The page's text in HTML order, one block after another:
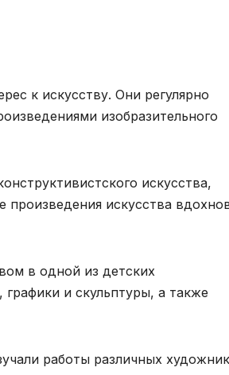
к искусству. Они регулярно
изобразительного
искусства,
искусства
в одной из детских
и скульптуры, а также
работы различных